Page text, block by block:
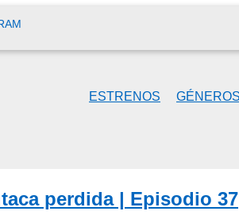
ESTRENOS GÉNEROS
perdida | Episodio 37